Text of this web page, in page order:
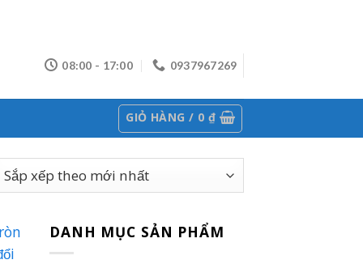
08:00 - 17:00 0937967269
GIỎ HÀNG / 0 ₫
DANH MỤC SẢN PHẨM